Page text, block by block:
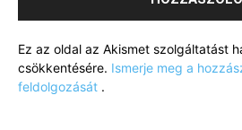
Ez az oldal az Akismet szolgáltatást
csökkentésére. Ismerje meg a
feldolgozását .